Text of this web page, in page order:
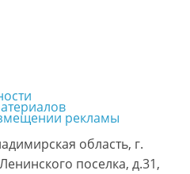
рекламы
область, г.
поселка, д.31,